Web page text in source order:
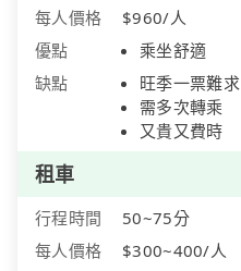
每人價格
$960/人
優點
乘坐舒適
缺點
旺季一票難求
需多次轉乘
又貴又費時
租車
行程時間
50~75分
每人價格
$300~400/人